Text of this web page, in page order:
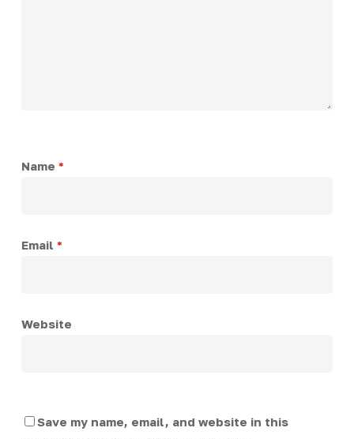
Name *
Email *
Website
Save my name, email, and website in this